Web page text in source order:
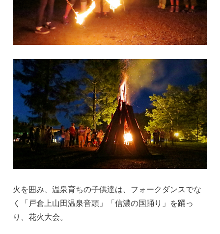
火を囲み、温泉育ちの子供達は、フォークダンスでな
く「戸倉上山田温泉音頭」「信濃の国踊り」を踊っ
り、花火大会。